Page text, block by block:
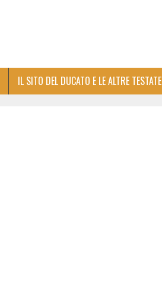
IL SITO DEL DUCATO E LE ALTRE TESTATE